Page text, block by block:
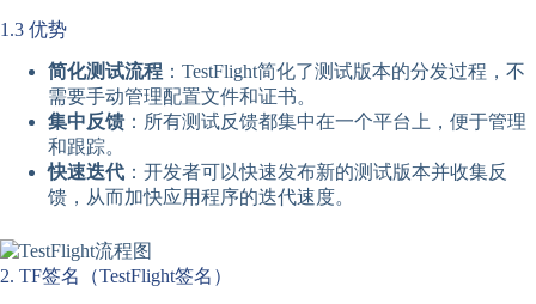
1.3 优势
简化测试流程 ：TestFlight简化了测试版本的分发过程，不
需要手动管理配置文件和证书。
集中反馈 ：所有测试反馈都集中在一个平台上，便于管理
和跟踪。
快速迭代 ：开发者可以快速发布新的测试版本并收集反
馈，从而加快应用程序的迭代速度。
2. TF签名（TestFlight签名）